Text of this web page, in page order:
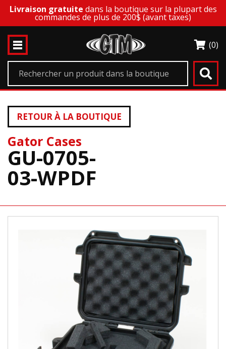
Livraison gratuite dans la boutique sur la plupart des
commandes de plus de 200$ (avant taxes)
(0)
Gator Cases
GU-0705-
03-WPDF
RETOUR À LA BOUTIQUE